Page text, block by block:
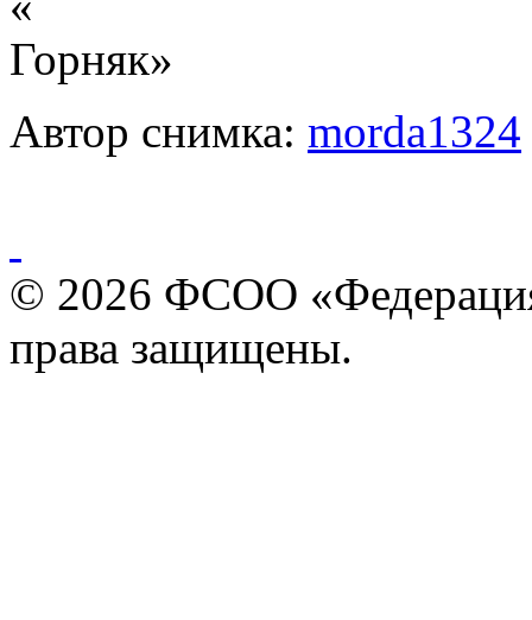
Автор снимка: morda1324
© 2026 ФСОО
права защищены.